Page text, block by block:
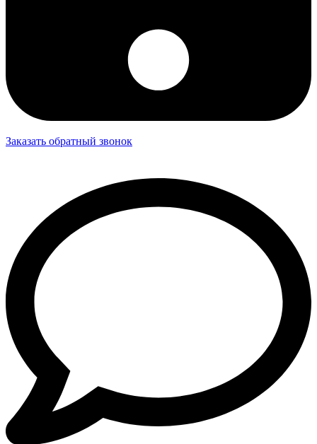
Заказать обратный звонок